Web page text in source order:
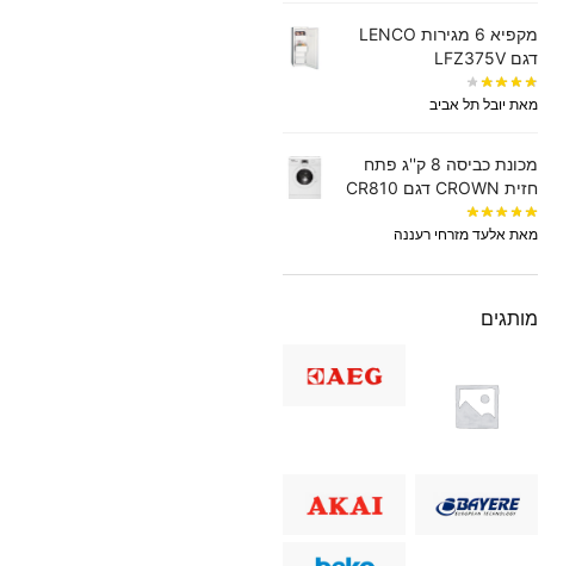
מקפיא 6 מגירות LENCO
דגם LFZ375V
מאת יובל תל אביב
מכונת כביסה 8 ק''ג פתח
חזית CROWN דגם CR810
מאת אלעד מזרחי רעננה
מותגים